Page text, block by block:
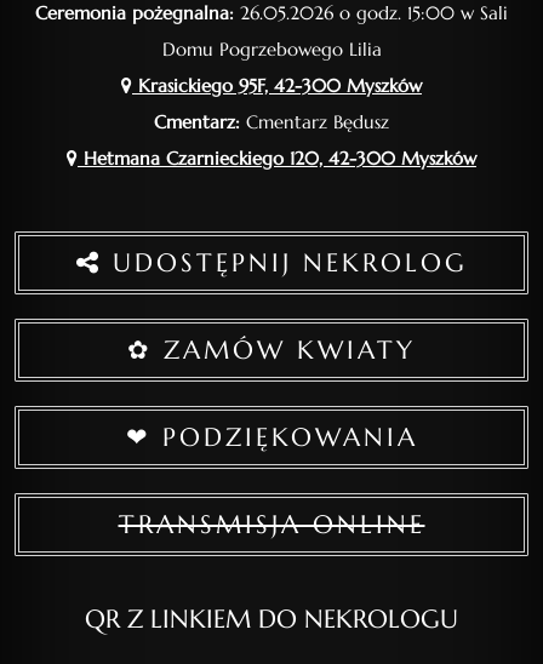
Ceremonia pożegnalna: 26.05.2026 o godz. 15:00 w Sali
Domu Pogrzebowego Lilia
Krasickiego 95F, 42-300 Myszków
Cmentarz: Cmentarz Będusz
Hetmana Czarnieckiego 120, 42-300 Myszków
UDOSTĘPNIJ NEKROLOG
✿ ZAMÓW KWIATY
❤ PODZIĘKOWANIA
TRANSMISJA ONLINE
QR Z LINKIEM DO NEKROLOGU